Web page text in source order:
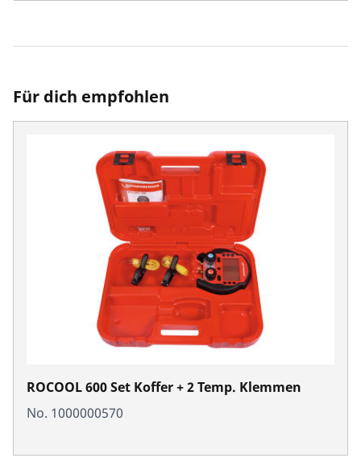
Für dich empfohlen
ROCOOL 600 Set Koffer + 2 Temp. Klemmen
No. 1000000570